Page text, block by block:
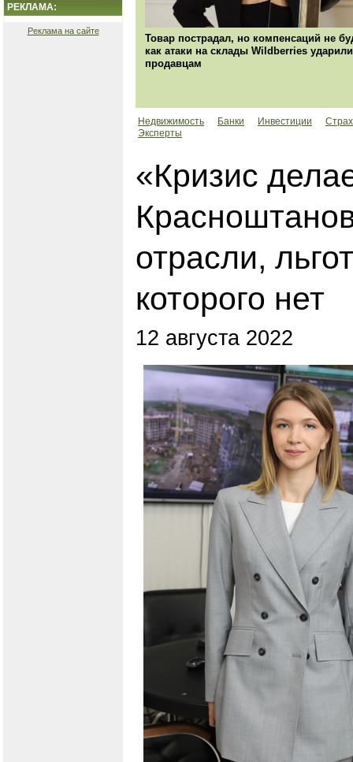
РЕКЛАМА:
Реклама на сайте
Товар пострадал, но компенсаций не
как атаки на склады Wildberries
продавцам
Недвижимость Банки Инвестиции
Эксперты
«Кризис
отрасли,
которого нет
12 августа 2022